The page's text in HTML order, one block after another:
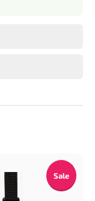
Sale